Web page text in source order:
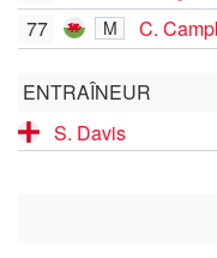
77
M C.
ENTRAÎNEUR
S. Davis